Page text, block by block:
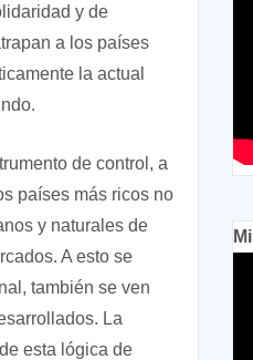
y de
a los países
la actual
de control, a
países más ricos no
y naturales de
A esto se
también se ven
La
esta lógica de